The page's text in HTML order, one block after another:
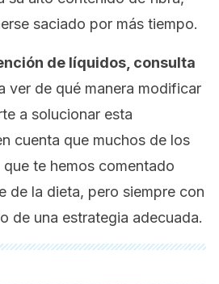
saciado por más tiempo.
de líquidos, consulta
ver de qué manera modificar
a solucionar esta
cuenta que muchos de los
te hemos comentado
de la dieta, pero siempre con
de una estrategia adecuada.